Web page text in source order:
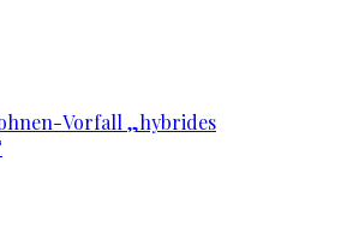
Vorfall „hybrides